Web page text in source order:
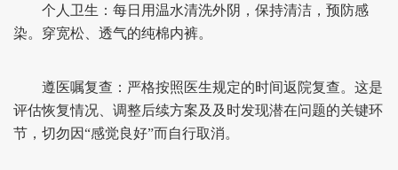
个人卫生：每日用温水清洗外阴，保持清洁，预防感
染。穿宽松、透气的纯棉内裤。
遵医嘱复查：严格按照医生规定的时间返院复查。这是
评估恢复情况、调整后续方案及及时发现潜在问题的关键环
节，切勿因“感觉良好”而自行取消。